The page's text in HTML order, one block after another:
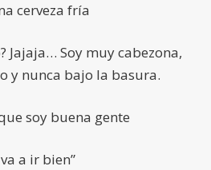
cerveza fría
Jajaja… Soy muy cabezona,
y nunca bajo la basura.
soy buena gente
a ir bien”